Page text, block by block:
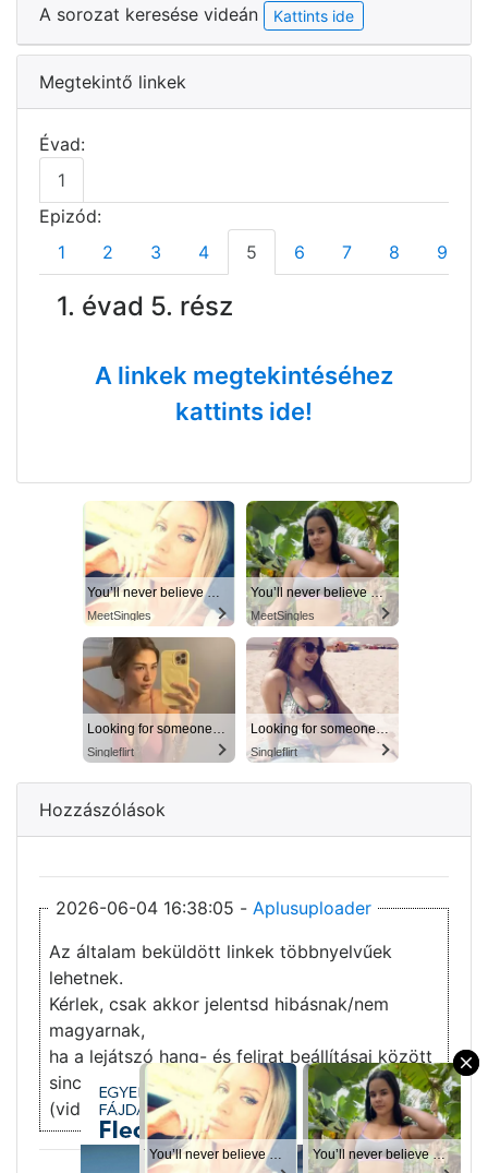
×
You’ll never believe why I moved to… Columbus Looking for someone in Columbus today
A sorozat keresése videán Kattints ide
Megtekintő linkek
Évad:
1
Epizód:
1
2 3 4 5 6 7 8 9
1. évad 5. rész
A linkek megtekintéséhez
kattints ide!
You’ll never believe why I moved to… Columbus You’ll never believe why I moved to… Columbus
You’ll never believe why I moved to… Columbus
MeetSingles
You’ll never believe why I moved to… Columbus
MeetSingles
Looking for someone in Columbus today
Singleflirt
Looking for someone in Columbus today
Singleflirt
Hozzászólások
2026-06-04 16:38:05 - Aplusuploader
Az általam beküldött linkek többnyelvűek
lehetnek.
Kérlek, csak akkor jelentsd hibásnak/nem
magyarnak,
ha a lejátszó hang- és felirat beállításai között
sincs magyar opció.
(vidmoly,streamhg,filemoon,stb.)